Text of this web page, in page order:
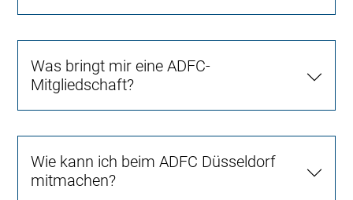
Was bringt mir eine ADFC-
Mitgliedschaft?
Wie kann ich beim ADFC Düsseldorf
mitmachen?